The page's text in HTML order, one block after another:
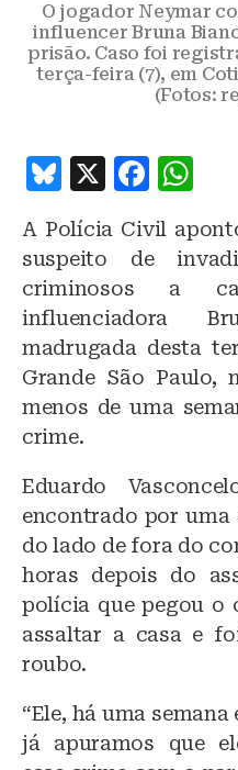
O jogador Neymar
influencer Bruna
prisão. Caso foi
terça-feira (7), em
(Fotos:
B
lu
e
s
k
y
X
F
c
e
b
o
o
k
at
s
A
p
p
A Polícia Civil
suspeito de
criminosos a
influenciadora
madrugada desta
Grande São Paulo,
menos de uma
crime.
Eduardo
encontrado por uma
do lado de fora do
horas depois do
polícia que pegou o
assaltar a casa e
roubo.
“Ele, há uma
já apuramos que